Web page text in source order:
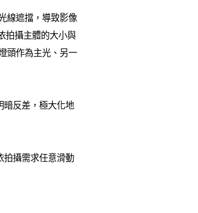
線遮擋，導致影像
拍攝主體的大小與
頭作為主光、另一
暗反差，極大化地
拍攝需求任意滑動